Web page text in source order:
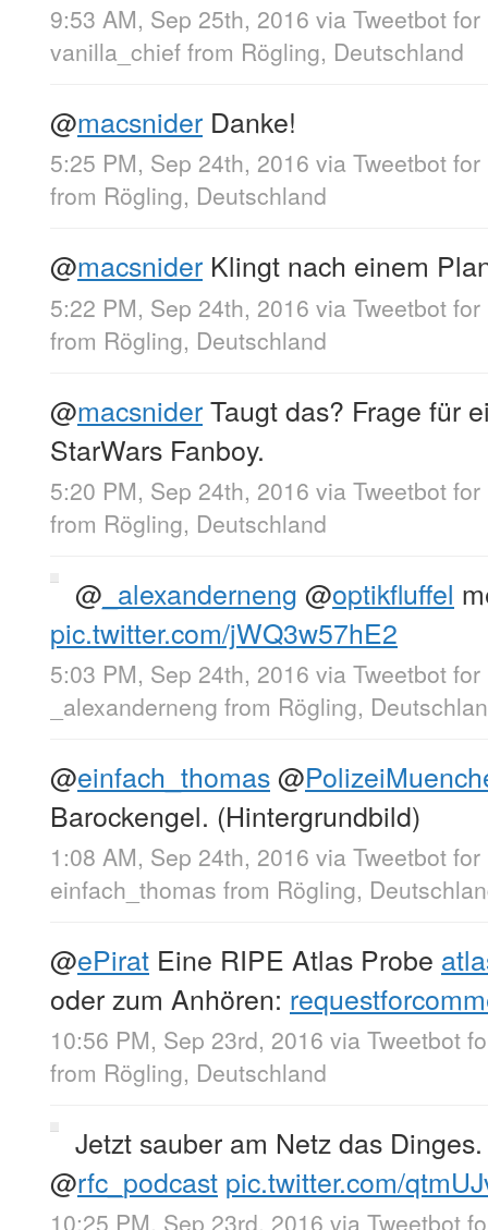
9:53 AM, Sep 25th, 2016 via Tweetbot
vanilla_chief from Rögling, Deutschland
@macsnider Danke!
5:25 PM, Sep 24th, 2016 via Tweetbot
from Rögling, Deutschland
@macsnider Klingt nach einem
5:22 PM, Sep 24th, 2016 via Tweetbot
from Rögling, Deutschland
@macsniderTaugt das? Frage für
StarWars Fanboy.
5:20 PM, Sep 24th, 2016 via Tweetbot
from Rögling, Deutschland
@ _alexanderneng @optikfluffel
pic.twitter.com/jWQ3w57hE2
5:03 PM, Sep 24th, 2016 via Tweetbot
_alexanderneng from Rögling,
@einfach_thomas@
Barockengel. (Hintergrundbild)
1:08 AM, Sep 24th, 2016 via Tweetbot
einfach_thomas from Rögling,
@ePirat Eine RIPE Atlas Probe
oder zum Anhören:
10:56 PM, Sep 23rd, 2016 via Tweetbot
from Rögling, Deutschland
Jetzt sauber am Netz das
@rfc_podcast pic.twitter.com/
10:25 PM, Sep 23rd, 2016 via Tweetbot